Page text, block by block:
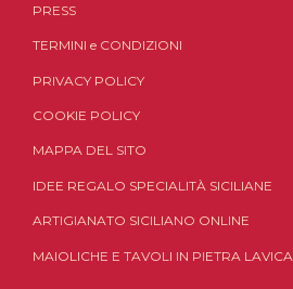
PRESS
TERMINI e CONDIZIONI
PRIVACY POLICY
COOKIE POLICY
MAPPA DEL SITO
IDEE REGALO SPECIALITÀ SICILIANE
ARTIGIANATO SICILIANO ONLINE
MAIOLICHE E TAVOLI IN PIETRA LAVICA